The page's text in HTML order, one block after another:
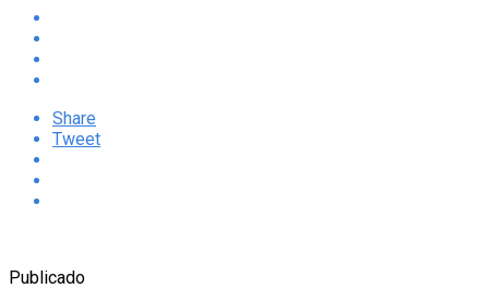
Share
Tweet
Publicado